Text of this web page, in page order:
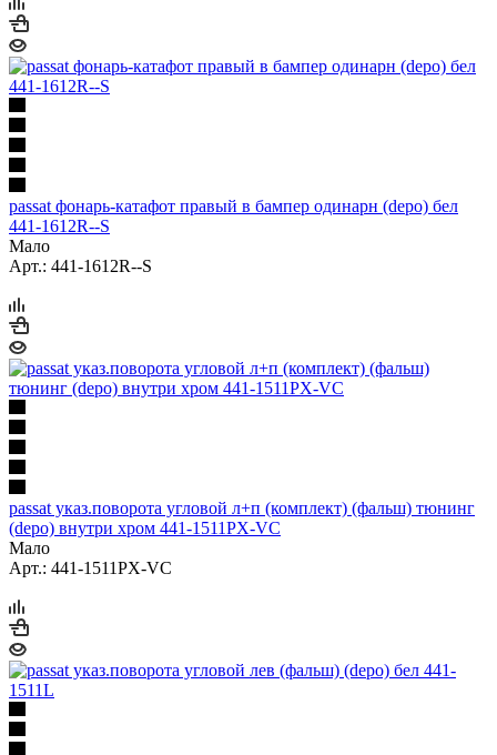
passat фонарь-катафот правый в бампер одинарн (depo) бел
441-1612R--S
Мало
Арт.: 441-1612R--S
passat указ.поворота угловой л+п (комплект) (фальш) тюнинг
(depo) внутри хром 441-1511PX-VC
Мало
Арт.: 441-1511PX-VC